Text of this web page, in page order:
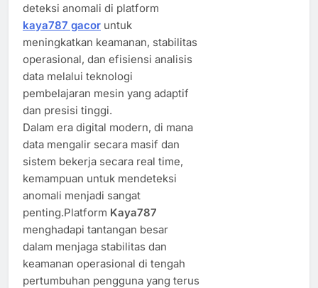
deteksi anomali di platform
kaya787 gacor untuk
meningkatkan keamanan, stabilitas
operasional, dan efisiensi analisis
data melalui teknologi
pembelajaran mesin yang adaptif
dan presisi tinggi.
Dalam era digital modern, di mana
data mengalir secara masif dan
sistem bekerja secara real time,
kemampuan untuk mendeteksi
anomali menjadi sangat
penting.Platform Kaya787
menghadapi tantangan besar
dalam menjaga stabilitas dan
keamanan operasional di tengah
pertumbuhan pengguna yang terus